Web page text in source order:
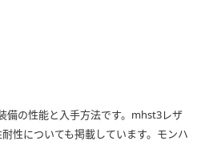
備の性能と入手方法です。mhst3レザ
性についても掲載しています。モンハ